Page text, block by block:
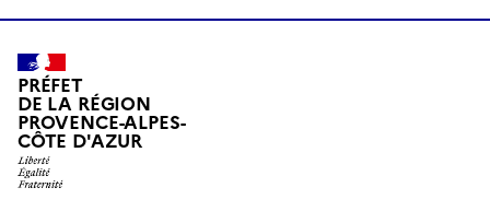
PRÉFET
DE LA RÉGION
PROVENCE-ALPES-
CÔTE D'AZUR